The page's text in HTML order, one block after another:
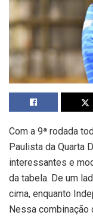
Com a 9ª rodada
Paulista da Quarta
interessantes e
da tabela. De um
cima, enquanto
Nessa combinação